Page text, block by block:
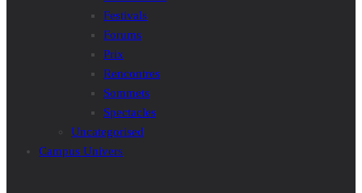
Festivals
Forums
Prix
Rencontres
Sommets
Spectacles
Uncategorised
Campus Univers